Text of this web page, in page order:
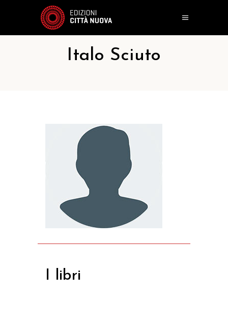
Italo Sciuto
I libri